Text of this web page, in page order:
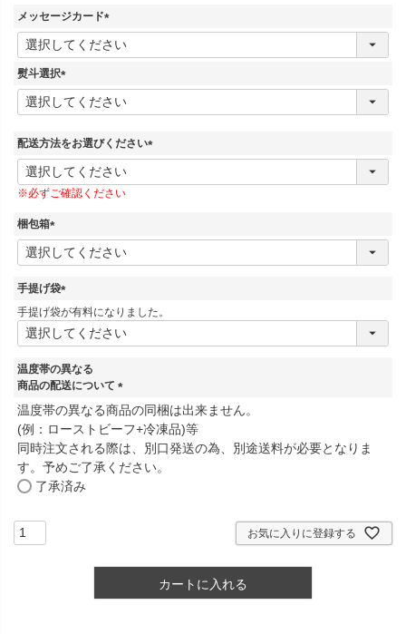
メッセージカード
(
必
熨斗選択
(
必
)
配送方法をお選びください
(
※必ずご確認ください
梱包箱
(
必
)
手提げ袋
(
必
須
手提げ袋が有料になりました。
温度帯の異なる
商品の配送について
(
須
)
温度帯の異なる商品の同梱は出来ません。
(例：ローストビーフ+冷凍品)等
同時注文される際は、別口発送の為、別途送料が必要となりま
す。予めご了承ください。
了承済み
お気に入りに登録する
カートに入れる